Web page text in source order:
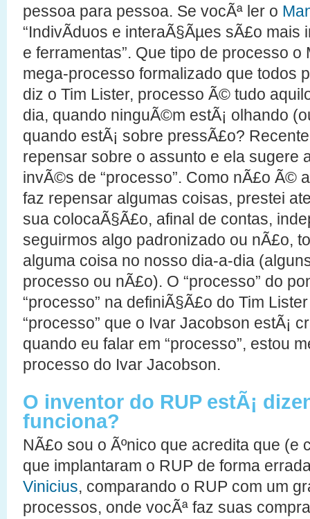
pessoa para pessoa. Se vocÃª ler o
“IndivÃ­duos e interaÃ§Ãµes sÃ£o
e ferramentas”. Que tipo de processo
mega-processo formalizado que todos
diz o Tim Lister, processo Ã© tudo
dia, quando ninguÃ©m estÃ¡ olhando
quando estÃ¡ sobre pressÃ£o?
repensar sobre o assunto e ela sugere
invÃ©s de “processo”. Como nÃ£o Ã©
faz repensar algumas coisas, prestei
sua colocaÃ§Ã£o, afinal de contas,
seguirmos algo padronizado ou nÃ£o,
alguma coisa no nosso dia-a-dia
processo ou nÃ£o). O “processo” do
“processo” na definiÃ§Ã£o do Tim
“processo” que o Ivar Jacobson estÃ¡
quando eu falar em “processo”, estou
processo do Ivar Jacobson.
O inventor do RUP estÃ¡
funciona?
NÃ£o sou o Ãºnico que acredita que (e
que implantaram o RUP de forma
Vinicius, comparando o RUP com um
processos, onde vocÃª faz suas